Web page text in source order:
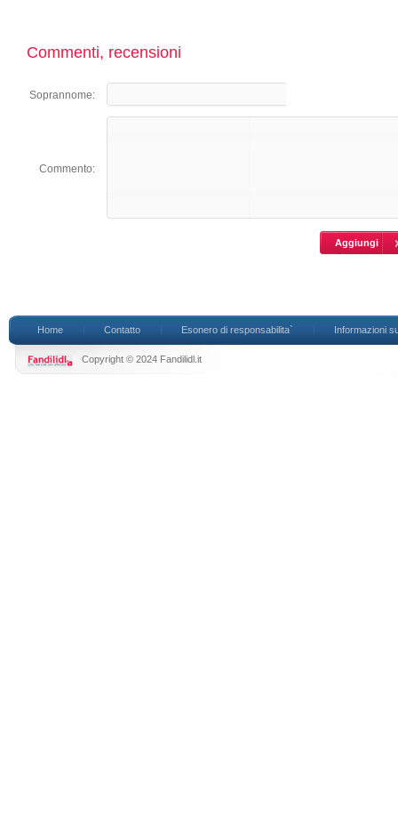
Commenti, recensioni
Soprannome:
Commento:
Home Contatto Esonero di responsabilita` Informazioni
Copyright © 2024 Fandilidl.it